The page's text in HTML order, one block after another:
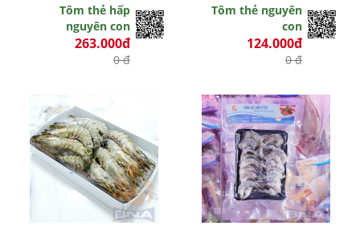
Tôm thẻ hấp
nguyên con
263.000đ
0 đ
Tôm thẻ nguyên
con
124.000đ
0 đ